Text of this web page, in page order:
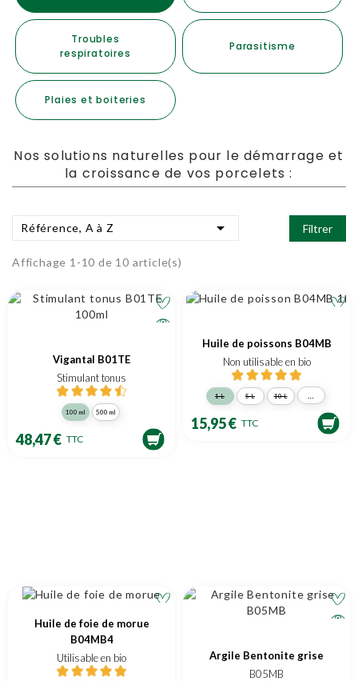
Troubles
respiratoires
Parasitisme
Plaies et boiteries
Nos solutions naturelles pour le démarrage et
la croissance de vos porcelets :
Référence, A à Z  Filtrer
Affichage 1-10 de 10 article(s)
Vigantal B01TE
Stimulant tonus
100 ml 500 ml
48,47 € TTC
Huile de poissons B04MB
Non utilisable en bio
1 L 5 L 10 L
15,95 € TTC
Huile de foie de morue
B04MB4
Utilisable en bio
Argile Bentonite grise
B05MB